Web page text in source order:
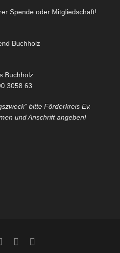
Spende oder Mitgliedschaft!
Buchholz
Buchholz
3058 63
bitte Förderkreis Ev.
und Anschrift angeben!